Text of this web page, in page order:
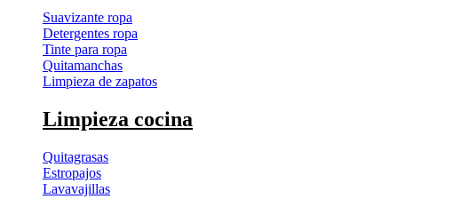
Suavizante ropa
Detergentes ropa
Tinte para ropa
Quitamanchas
Limpieza de zapatos
Limpieza cocina
Quitagrasas
Estropajos
Lavavajillas